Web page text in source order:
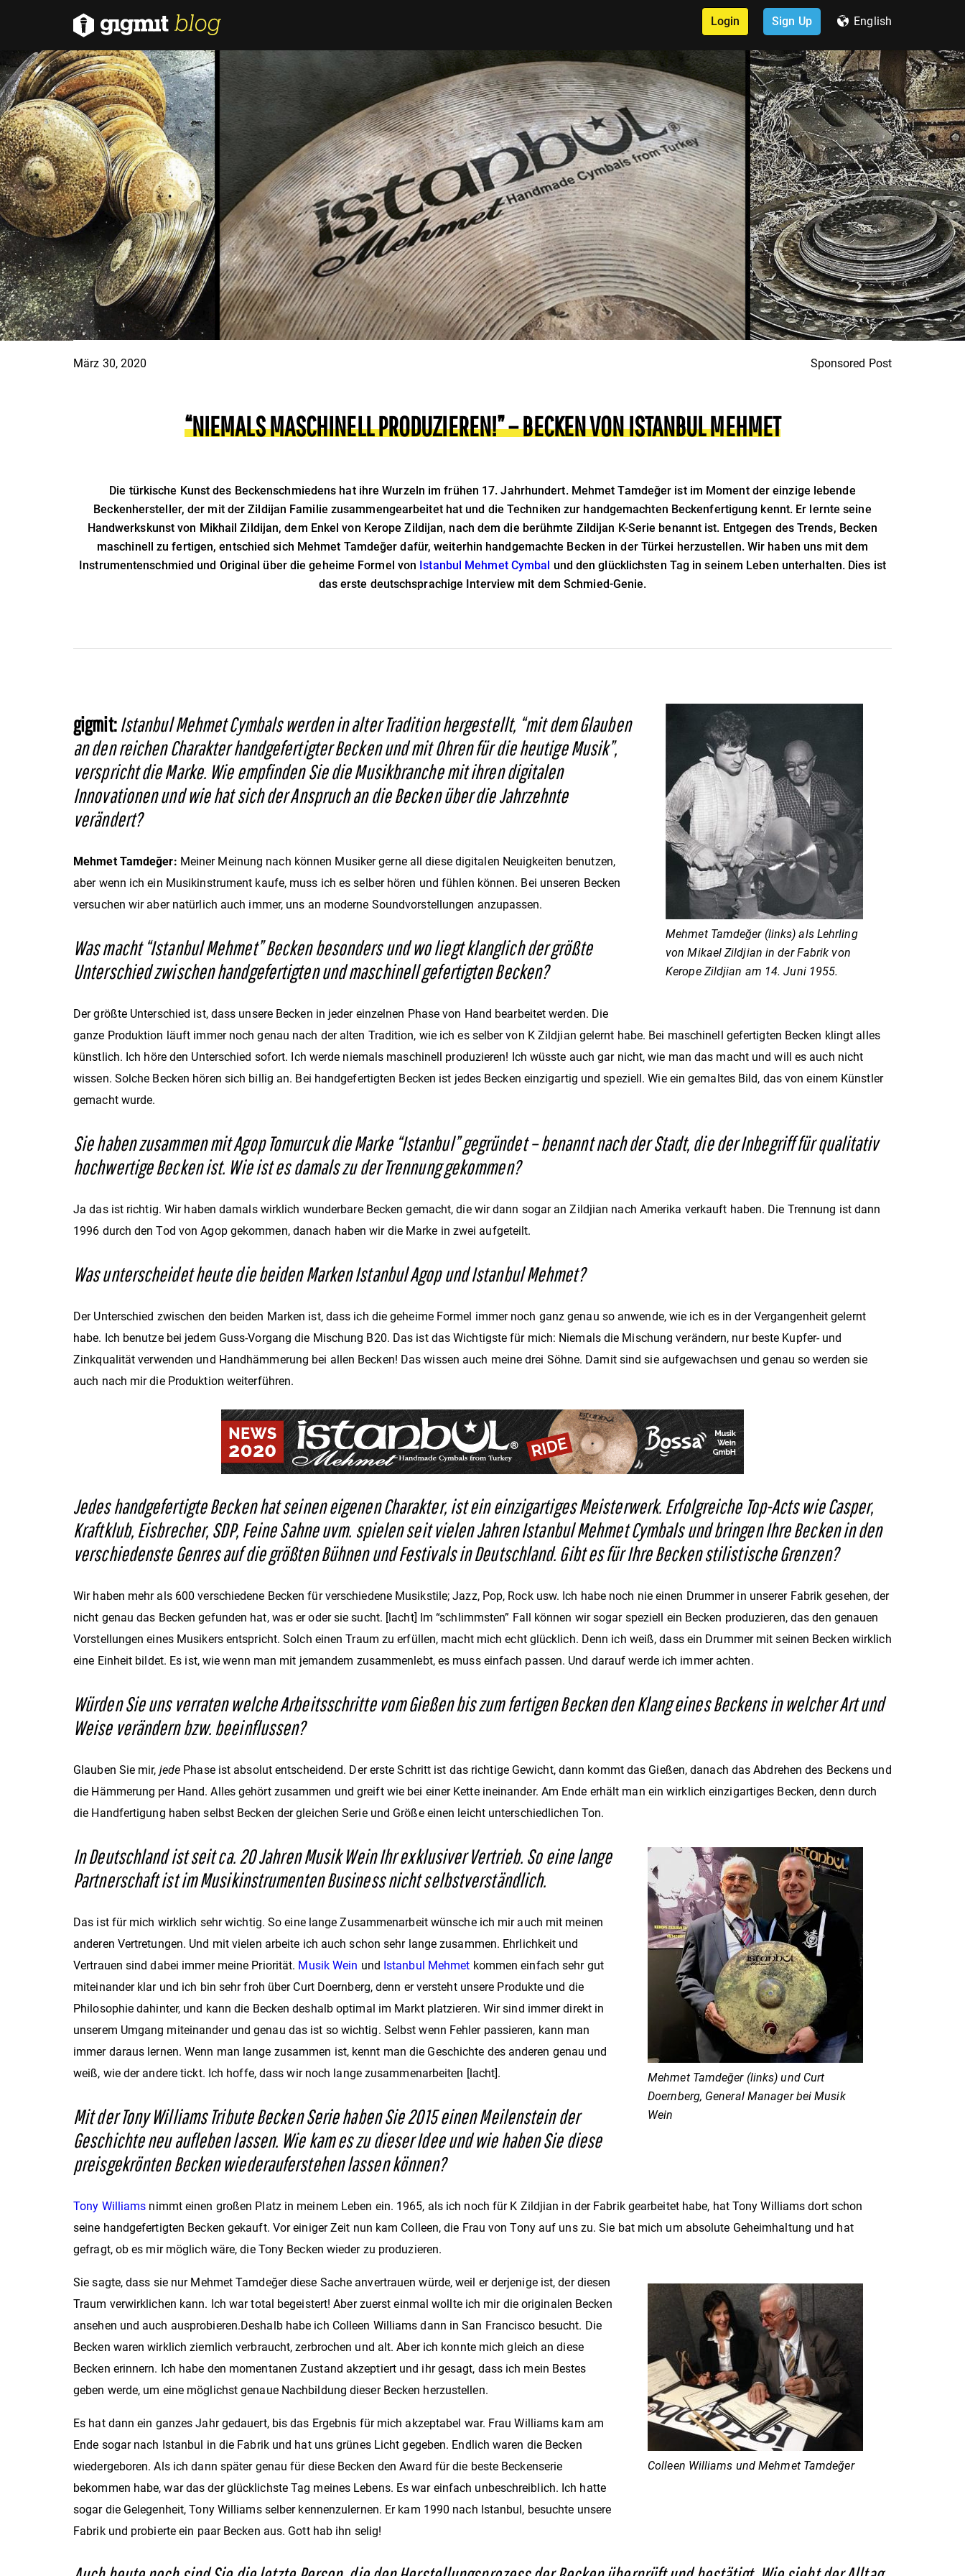
Login Sign Up English
März 30, 2020 Sponsored Post
“NIEMALS MASCHINELL PRODUZIEREN!” – BECKEN VON ISTANBUL MEHMET
Die türkische Kunst des Beckenschmiedens hat ihre Wurzeln im frühen 17. Jahrhundert. Mehmet Tamdeğer ist im Moment der einzige lebende
Beckenhersteller, der mit der Zildijan Familie zusammengearbeitet hat und die Techniken zur handgemachten Beckenfertigung kennt. Er lernte seine
Handwerkskunst von Mikhail Zildijan, dem Enkel von Kerope Zildijan, nach dem die berühmte Zildijan K-Serie benannt ist. Entgegen des Trends, Becken
maschinell zu fertigen, entschied sich Mehmet Tamdeğer dafür, weiterhin handgemachte Becken in der Türkei herzustellen. Wir haben uns mit dem
Instrumentenschmied und Original über die geheime Formel von Istanbul Mehmet Cymbal und den glücklichsten Tag in seinem Leben unterhalten. Dies ist
das erste deutschsprachige Interview mit dem Schmied-Genie.
Mehmet Tamdeğer (links) als Lehrling
von Mikael Zildjian in der Fabrik von
Kerope Zildjian am 14. Juni 1955.
gigmit:Istanbul Mehmet Cymbals werden in alter Tradition hergestellt, “mit dem Glauben
an den reichen Charakter handgefertigter Becken und mit Ohren für die heutige Musik”,
verspricht die Marke. Wie empfinden Sie die Musikbranche mit ihren digitalen
Innovationen und wie hat sich der Anspruch an die Becken über die Jahrzehnte
verändert?
Mehmet Tamdeğer: Meiner Meinung nach können Musiker gerne all diese digitalen Neuigkeiten benutzen,
aber wenn ich ein Musikinstrument kaufe, muss ich es selber hören und fühlen können. Bei unseren Becken
versuchen wir aber natürlich auch immer, uns an moderne Soundvorstellungen anzupassen.
Was macht “Istanbul Mehmet” Becken besonders und wo liegt klanglich der größte
Unterschied zwischen handgefertigten und maschinell gefertigten Becken?
Der größte Unterschied ist, dass unsere Becken in jeder einzelnen Phase von Hand bearbeitet werden. Die
ganze Produktion läuft immer noch genau nach der alten Tradition, wie ich es selber von K Zildjian gelernt habe. Bei maschinell gefertigten Becken klingt alles
künstlich. Ich höre den Unterschied sofort. Ich werde niemals maschinell produzieren! Ich wüsste auch gar nicht, wie man das macht und will es auch nicht
wissen. Solche Becken hören sich billig an. Bei handgefertigten Becken ist jedes Becken einzigartig und speziell. Wie ein gemaltes Bild, das von einem Künstler
gemacht wurde.
Sie haben zusammen mit Agop Tomurcuk die Marke “Istanbul” gegründet – benannt nach der Stadt, die der Inbegriff für qualitativ
hochwertige Becken ist. Wie ist es damals zu der Trennung gekommen?
Ja das ist richtig. Wir haben damals wirklich wunderbare Becken gemacht, die wir dann sogar an Zildjian nach Amerika verkauft haben. Die Trennung ist dann
1996 durch den Tod von Agop gekommen, danach haben wir die Marke in zwei aufgeteilt.
Was unterscheidet heute die beiden MarkenIstanbul Agop undIstanbul Mehmet?
Der Unterschied zwischen den beiden Marken ist, dass ich die geheime Formel immer noch ganz genau so anwende, wie ich es in der Vergangenheit gelernt
habe. Ich benutze bei jedem Guss-Vorgang die Mischung B20. Das ist das Wichtigste für mich: Niemals die Mischung verändern, nur beste Kupfer- und
Zinkqualität verwenden und Handhämmerung bei allen Becken! Das wissen auch meine drei Söhne. Damit sind sie aufgewachsen und genau so werden sie
auch nach mir die Produktion weiterführen.
Jedes handgefertigte Becken hat seinen eigenen Charakter, ist ein einzigartiges Meisterwerk. Erfolgreiche Top-Acts wie Casper,
Kraftklub, Eisbrecher, SDP, Feine Sahne uvm. spielen seit vielen Jahren Istanbul Mehmet Cymbals und bringen Ihre Becken in den
verschiedenste Genres auf die größten Bühnen und Festivals in Deutschland. Gibt es für Ihre Becken stilistische Grenzen?
Wir haben mehr als 600 verschiedene Becken für verschiedene Musikstile; Jazz, Pop, Rock usw. Ich habe noch nie einen Drummer in unserer Fabrik gesehen, der
nicht genau das Becken gefunden hat, was er oder sie sucht. [lacht] Im “schlimmsten” Fall können wir sogar speziell ein Becken produzieren, das den genauen
Vorstellungen eines Musikers entspricht. Solch einen Traum zu erfüllen, macht mich echt glücklich. Denn ich weiß, dass ein Drummer mit seinen Becken wirklich
eine Einheit bildet. Es ist, wie wenn man mit jemandem zusammenlebt, es muss einfach passen. Und darauf werde ich immer achten.
Würden Sie uns verraten welche Arbeitsschritte vom Gießen bis zum fertigen Becken den Klang eines Beckens in welcher Art und
Weise verändern bzw. beeinflussen?
Glauben Sie mir, jede Phase ist absolut entscheidend. Der erste Schritt ist das richtige Gewicht, dann kommt das Gießen, danach das Abdrehen des Beckens und
die Hämmerung per Hand. Alles gehört zusammen und greift wie bei einer Kette ineinander. Am Ende erhält man ein wirklich einzigartiges Becken, denn durch
die Handfertigung haben selbst Becken der gleichen Serie und Größe einen leicht unterschiedlichen Ton.
Mehmet Tamdeğer (links) und Curt
Doernberg, General Manager bei Musik
Wein
In Deutschland ist seit ca. 20 Jahren Musik Wein Ihr exklusiver Vertrieb. So eine lange
Partnerschaft ist im Musikinstrumenten Business nicht selbstverständlich.
Das ist für mich wirklich sehr wichtig. So eine lange Zusammenarbeit wünsche ich mir auch mit meinen
anderen Vertretungen. Und mit vielen arbeite ich auch schon sehr lange zusammen. Ehrlichkeit und
Vertrauen sind dabei immer meine Priorität. Musik Wein und Istanbul Mehmet kommen einfach sehr gut
miteinander klar und ich bin sehr froh über Curt Doernberg, denn er versteht unsere Produkte und die
Philosophie dahinter, und kann die Becken deshalb optimal im Markt platzieren. Wir sind immer direkt in
unserem Umgang miteinander und genau das ist so wichtig. Selbst wenn Fehler passieren, kann man
immer daraus lernen. Wenn man lange zusammen ist, kennt man die Geschichte des anderen genau und
weiß, wie der andere tickt. Ich hoffe, dass wir noch lange zusammenarbeiten [lacht].
Mit der Tony Williams Tribute Becken Serie haben Sie 2015 einen Meilenstein der
Geschichte neu aufleben lassen. Wie kam es zu dieser Idee und wie haben Sie diese
preisgekrönten Becken wiederauferstehen lassen können?
Tony Williams nimmt einen großen Platz in meinem Leben ein. 1965, als ich noch für K Zildjian in der Fabrik gearbeitet habe, hat Tony Williams dort schon
seine handgefertigten Becken gekauft. Vor einiger Zeit nun kam Colleen, die Frau von Tony auf uns zu. Sie bat mich um absolute Geheimhaltung und hat
gefragt, ob es mir möglich wäre, die Tony Becken wieder zu produzieren.
Colleen Williams und Mehmet Tamdeğer
Sie sagte, dass sie nur Mehmet Tamdeğer diese Sache anvertrauen würde, weil er derjenige ist, der diesen
Traum verwirklichen kann. Ich war total begeistert! Aber zuerst einmal wollte ich mir die originalen Becken
ansehen und auch ausprobieren.Deshalb habe ich Colleen Williams dann in San Francisco besucht. Die
Becken waren wirklich ziemlich verbraucht, zerbrochen und alt. Aber ich konnte mich gleich an diese
Becken erinnern. Ich habe den momentanen Zustand akzeptiert und ihr gesagt, dass ich mein Bestes
geben werde, um eine möglichst genaue Nachbildung dieser Becken herzustellen.
Es hat dann ein ganzes Jahr gedauert, bis das Ergebnis für mich akzeptabel war. Frau Williams kam am
Ende sogar nach Istanbul in die Fabrik und hat uns grünes Licht gegeben. Endlich waren die Becken
wiedergeboren. Als ich dann später genau für diese Becken den Award für die beste Beckenserie
bekommen habe, war das der glücklichste Tag meines Lebens. Es war einfach unbeschreiblich. Ich hatte
sogar die Gelegenheit, Tony Williams selber kennenzulernen. Er kam 1990 nach Istanbul, besuchte unsere
Fabrik und probierte ein paar Becken aus. Gott hab ihn selig!